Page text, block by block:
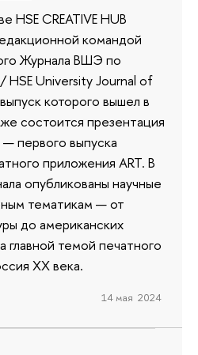
HSE CREATIVE HUB
командой
Журнала ВШЭ по
HSE University Journal of
которого вышел в
состоится презентация
первого выпуска
приложения ART. В
опубликованы научные
тематикам — от
до американских
главной темой печатного
ХХ века.
14 мая 2024